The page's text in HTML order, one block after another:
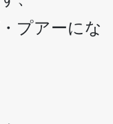
プアーにな